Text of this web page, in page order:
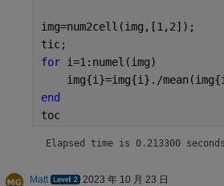
img=num2cell(img,[1,2]);
tic;
for i=1:numel(img)
img{i}=img{i}./
end
toc
Elapsed time is 0.213300
Matt 2023 年 10 月 23 日